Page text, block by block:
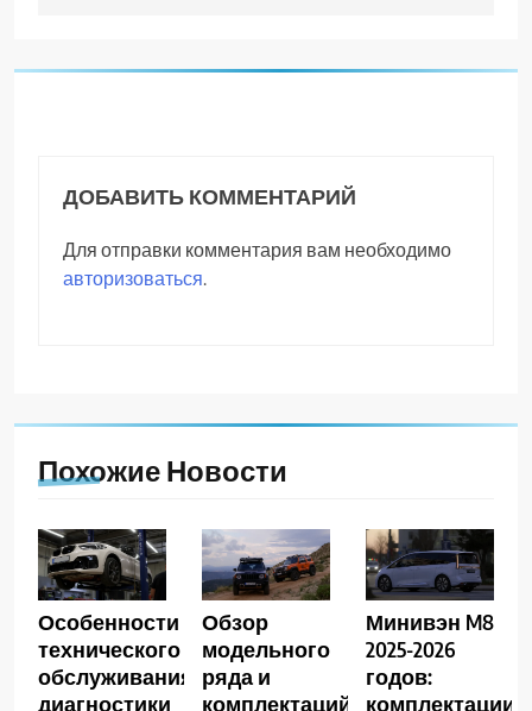
ДОБАВИТЬ КОММЕНТАРИЙ
Для отправки комментария вам необходимо
авторизоваться.
Похожие Новости
Особенности
технического
обслуживания,
диагностики
Обзор
модельного
ряда и
комплектаций
Минивэн M8
2025-2026
годов:
комплектации